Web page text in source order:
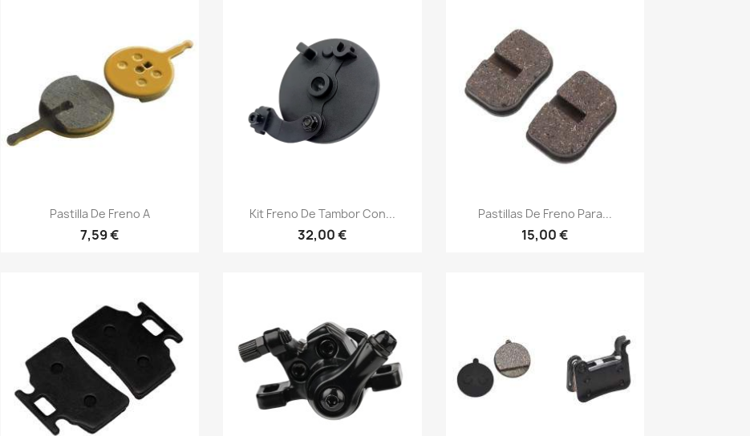
Vista rápida
Pastilla De Freno A
7,59 €
Vista rápida
Kit Freno De Tambor Con...
32,00 €
Vista rápida
Pastillas De Freno Para...
15,00 €